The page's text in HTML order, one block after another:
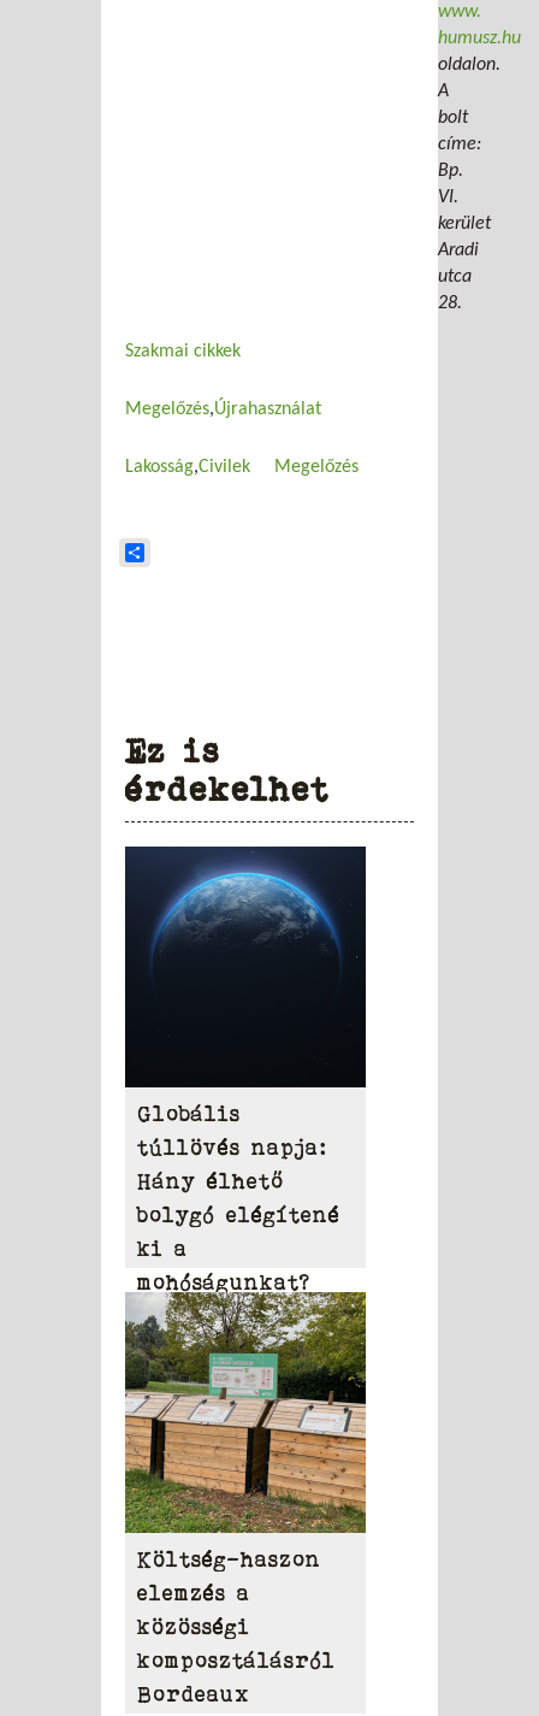
www.
humusz.hu
oldalon.
A
bolt
címe:
Bp.
VI.
kerület
Aradi
utca
28.
Szakmai cikkek
Megelőzés Újrahasználat
Lakosság Civilek Megelőzés
Ez is
érdekelhet
Globális
túllövés napja:
Hány élhető
bolygó elégítené
ki a
mohóságunkat?
Költség-haszon
elemzés a
közösségi
komposztálásról
Bordeaux